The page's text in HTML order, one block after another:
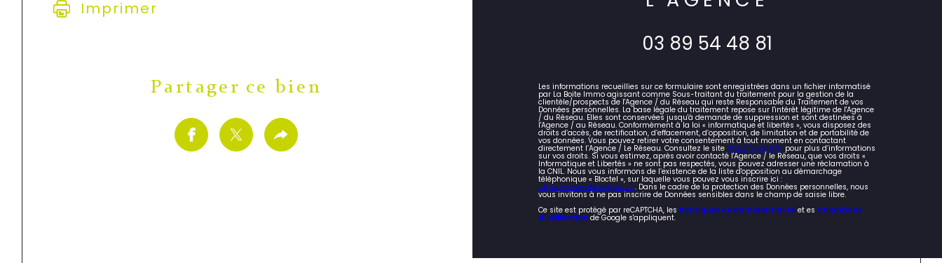
Imprimer
Partager ce bien
03 89 54 48 81
Les informations recueillies sur ce formulaire sont enregistrées dans un fichier informatisé
par La Boite Immo agissant comme Sous-traitant du traitement pour la gestion de la
clientèle/prospects de l'Agence / du Réseau qui reste Responsable du Traitement de vos
Données personnelles. La base légale du traitement repose sur l'intérêt légitime de l'Agence
/ du Réseau. Elles sont conservées jusqu'à demande de suppression et sont destinées à
l'Agence / au Réseau. Conformément à la loi « informatique et libertés », vous disposez des
droits d’accès, de rectification, d’effacement, d’opposition, de limitation et de portabilité de
vos données. Vous pouvez retirer votre consentement à tout moment en contactant
directement l’Agence / Le Réseau. Consultez le site https://cnil.fr/frpour plus d’informations
sur vos droits. Si vous estimez, après avoir contacté l'Agence / le Réseau, que vos droits «
Informatique et Libertés » ne sont pas respectés, vous pouvez adresser une réclamation à
la CNIL. Nous vous informons de l’existence de la liste d'opposition au démarchage
téléphonique « Bloctel », sur laquelle vous pouvez vous inscrire ici :
https://www.bloctel.gouv.fr. Dans le cadre de la protection des Données personnelles, nous
vous invitons à ne pas inscrire de Données sensibles dans le champ de saisie libre.
Ce site est protégé par reCAPTCHA, les Politiques de Confidentialité et es Conditions
d'utilisationde Google s'appliquent.